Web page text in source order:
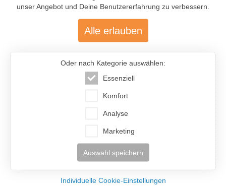
Annerkennung zu schenken, die sie wirklich verdient hat!
Was unterscheidet
unser Angebot und Deine Benutzererfahrung zu verbessern.
Alle erlauben
Oder nach Kategorie auswählen:
Essenziell
Komfort
Analyse
Marketing
Auswahl speichern
Individuelle Cookie-Einstellungen